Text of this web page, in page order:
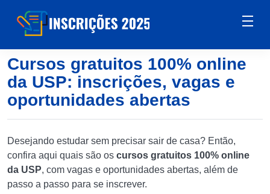
Cursos gratuitos 100% online
da USP: inscrições, vagas e
oportunidades abertas
Desejando estudar sem precisar sair de casa? Então,
confira aqui quais são os cursos gratuitos 100% online
da USP, com vagas e oportunidades abertas, além de
passo a passo para se inscrever.